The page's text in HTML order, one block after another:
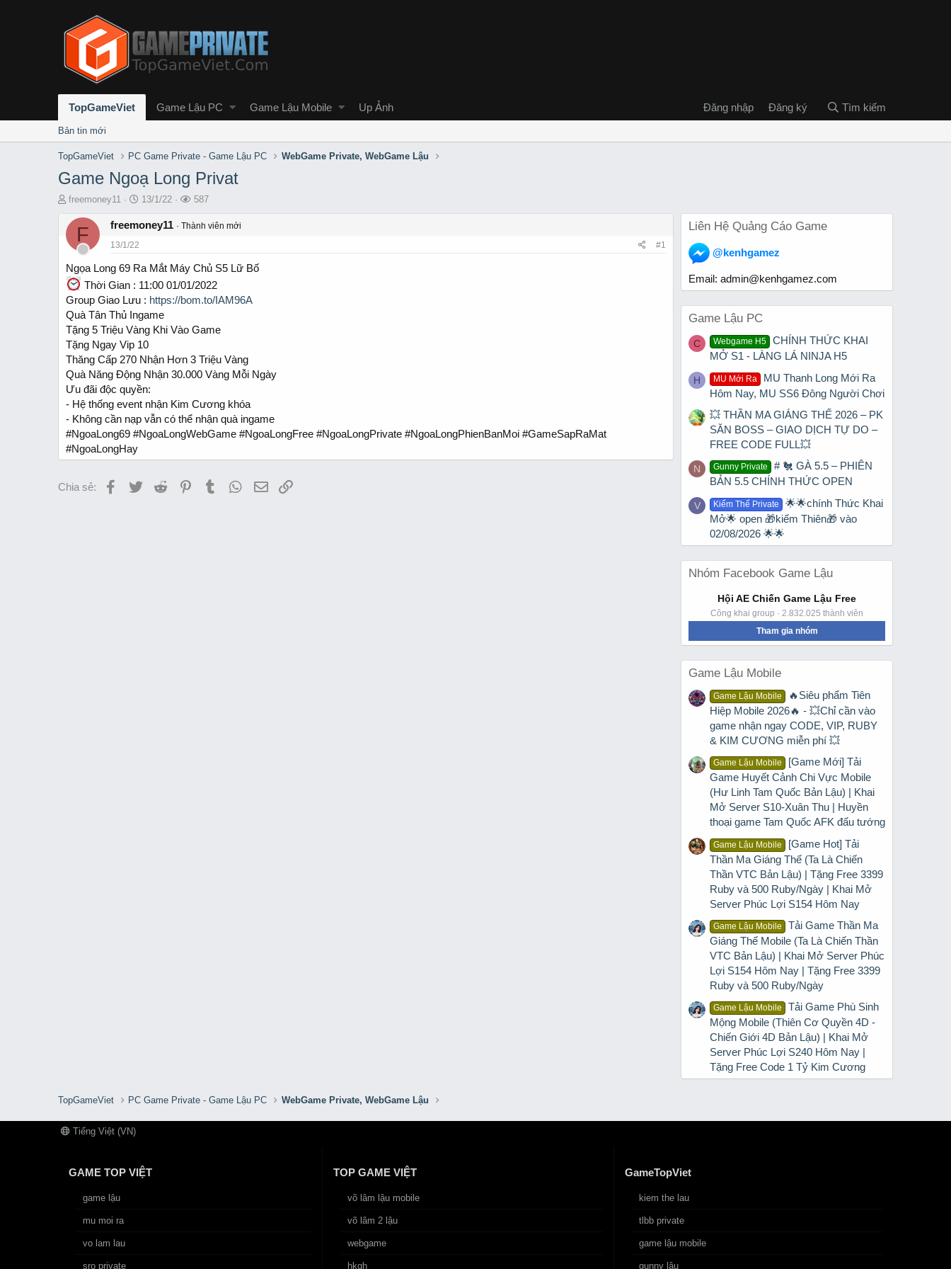
TopGameViet Game Lậu PC Game Lậu Mobile Up Ảnh Đăng nhập Đăng ký Tìm kiếm
Bản tin mới
TopGameViet PC Game Private - Game Lậu PC WebGame Private, WebGame Lậu
Game Ngoạ Long Privat
T
r
a
d
s
t
a
r
t
e
r
freemoney11
S
a
a
t
e
13/1/22
L
ợ
e
m
587
F freemoney11
Thành viên mới
13/1/22
#1
Ngọa Long 69 Ra Mắt Máy Chủ S5 Lữ Bố
Thời Gian : 11:00 01/01/2022
Group Giao Lưu : https://bom.to/IAM96A
Quà Tân Thủ Ingame
Tặng 5 Triệu Vàng Khi Vào Game
Tặng Ngay Vip 10
Thăng Cấp 270 Nhận Hơn 3 Triệu Vàng
Quà Năng Động Nhận 30.000 Vàng Mỗi Ngày
Ưu đãi độc quyền:
- Hệ thống event nhận Kim Cương khóa
- Không cần nạp vẫn có thể nhận quà ingame
#NgoaLong69 #NgoaLongWebGame #NgoaLongFree #NgoaLongPrivate #NgoaLongPhienBanMoi #GameSapRaMat
#NgoaLongHay
Chia sẻ: Facebook
TwitterReddit PinterestTumblr WhatsApp
EmailLink
Liên Hệ Quảng Cáo Game
@kenhgamez
Email: admin@kenhgamez.com
Game Lậu PC
C Webgame H5
CHÍNH THỨC KHAI
MỞ S1 - LÀNG LÁ NINJA H5
H MU Mới Ra
MU Thanh Long Mới Ra
Hôm Nay, MU SS6 Đông Người Chơi
💥 THẦN MA GIÁNG THẾ 2026 – PK
SĂN BOSS – GIAO DỊCH TỰ DO –
FREE CODE FULL💥
N Gunny Private
# 🐔 GÀ 5.5 – PHIÊN
BẢN 5.5 CHÍNH THỨC OPEN
V Kiếm Thế Private
🌟🌟chính Thức Khai
Mở🌟 open 🎁kiếm Thiên🎁 vào
02/08/2026 🌟🌟
Nhóm Facebook Game Lậu
Hội AE Chiến Game Lậu Free
Công khai group · 2.832.025 thành viên
Tham gia nhóm
Game Lậu Mobile
Game Lậu Mobile
🔥Siêu phẩm Tiên
Hiệp Mobile 2026🔥 - 💥Chỉ cần vào
game nhận ngay CODE, VIP, RUBY
& KIM CƯƠNG miễn phí 💥
Game Lậu Mobile
[Game Mới] Tải
Game Huyết Cảnh Chi Vực Mobile
(Hư Linh Tam Quốc Bản Lậu) | Khai
Mở Server S10-Xuân Thu | Huyền
thoại game Tam Quốc AFK đấu tướng
Game Lậu Mobile
[Game Hot] Tải
Thần Ma Giáng Thế (Ta Là Chiến
Thần VTC Bản Lậu) | Tặng Free 3399
Ruby và 500 Ruby/Ngày | Khai Mở
Server Phúc Lợi S154 Hôm Nay
Game Lậu Mobile
Tải Game Thần Ma
Giáng Thế Mobile (Ta Là Chiến Thần
VTC Bản Lậu) | Khai Mở Server Phúc
Lợi S154 Hôm Nay | Tặng Free 3399
Ruby và 500 Ruby/Ngày
Game Lậu Mobile
Tải Game Phù Sinh
Mộng Mobile (Thiên Cơ Quyền 4D -
Chiến Giới 4D Bản Lậu) | Khai Mở
Server Phúc Lợi S240 Hôm Nay |
Tặng Free Code 1 Tỷ Kim Cương
TopGameViet PC Game Private - Game Lậu PC WebGame Private, WebGame Lậu
Tiếng Việt (VN)
GAME TOP VIỆT
game lậu
mu moi ra
vo lam lau
sro private
TOP GAME VIỆT
võ lâm lậu mobile
võ lâm 2 lậu
webgame
hkgh
GameTopViet
kiem the lau
tlbb private
game lậu mobile
gunny lậu